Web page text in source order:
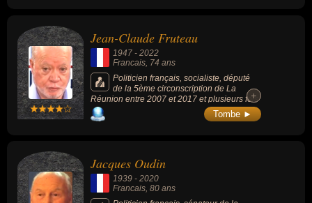
Jean-Claude Fruteau
1947 - 2022
Francais , 74 ans
Politicien français, socialiste, député
de la 5ème circonscription de La
Réunion entre 2007 et 2017 et plusieurs fois
maire et conseiller général de Saint-Benoît
entre 1983 et 2014.
+
+
Tombe ►
Jacques Oudin
1939 - 2020
Francais, 80 ans